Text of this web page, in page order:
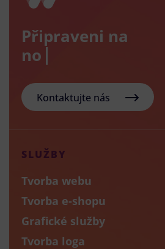
Připraveni na
nový e
Kontaktujte nás
SLUŽBY
Tvorba webu
Tvorba e-shopu
Grafické služby
Tvorba loga